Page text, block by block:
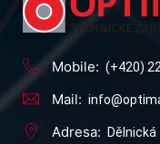
Mobile: (+420)
Mail:
Adresa: Dělnická